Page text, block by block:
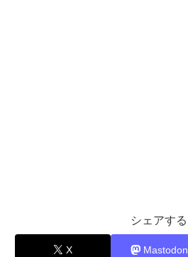
シェアする
X Mastodon